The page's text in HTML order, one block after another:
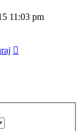
11:03 pm